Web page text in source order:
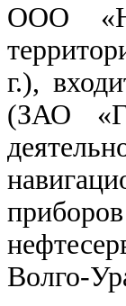
ООО
г.),
(ЗАО
Волго-